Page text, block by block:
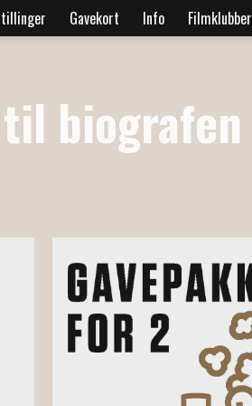
Gavekort Info Filmklubber
biografen